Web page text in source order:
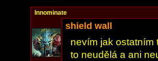
Innominate
shield wall
nevím jak ostatním
to neudělá a ani